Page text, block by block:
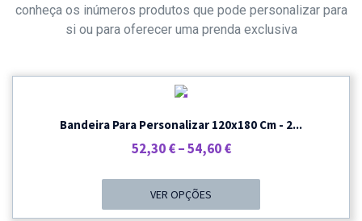
conheça os inúmeros produtos que pode personalizar para
si ou para oferecer uma prenda exclusiva
Bandeira Para Personalizar 120x180 Cm - 2...
52,30€ –54,60€Price
Through
VER OPÇÕES